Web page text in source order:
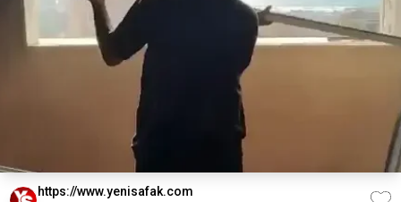
https://www.yenisafak.com